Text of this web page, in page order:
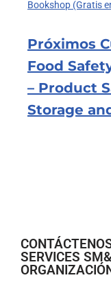
Bookshop (Gratis
Próximos
Food
– Product
Storage
SERVICES